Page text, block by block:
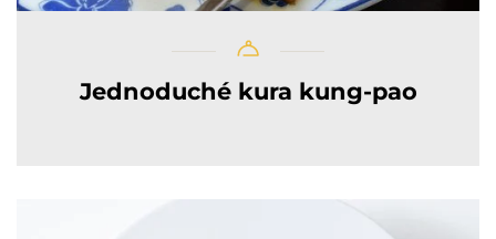
Jednoduché kura kung-pao